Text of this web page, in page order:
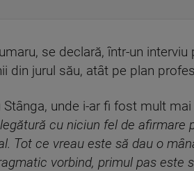
se declară, într-un interviu
din jurul său, atât pe plan
unde i-ar fi fost mult
cu niciun fel de afirmare
Tot ce vreau este să dau o
vorbind, primul pas este